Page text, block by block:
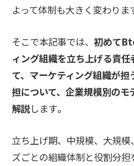
よって体制も大きく変わりま
そこで本記事では、 初めて
ィング組織を立ち上げる責
て、マーケティング組織が
担について、企業規模別のモ
解説します。
立ち上げ期、中規模、大規
ズごとの組織体制と役割分